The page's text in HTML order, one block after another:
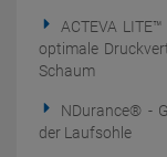
ACTEVA
optimale
Schaum
NDurance® -
der Laufsohle